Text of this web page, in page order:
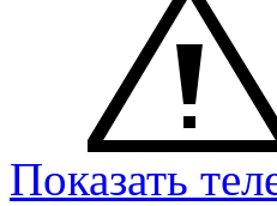
Показать